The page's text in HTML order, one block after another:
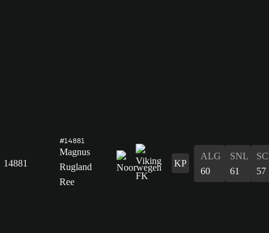
14881
#14881
Magnus
Rugland
Ree
KP
ALG
60
SNL
61
57